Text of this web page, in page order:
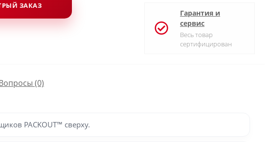
ЗАКАЗ
Гарантия и
сервис
Весь товар
сертифицирован
(0)
PACKOUT™ сверху.